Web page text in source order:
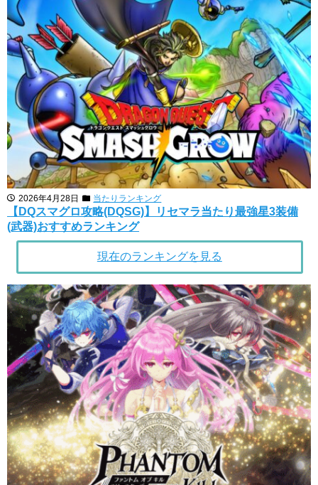
2026年4月28日 当たりランキング
【DQスマグロ攻略(DQSG)】リセマラ当たり最強星3装備
(武器)おすすめランキング
現在のランキングを見る